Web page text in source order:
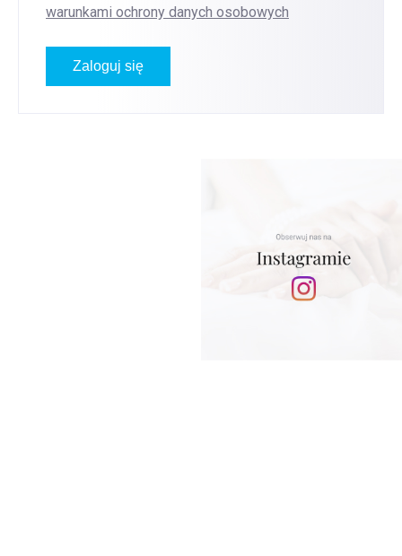
warunkami ochrony danych osobowych
Zaloguj się